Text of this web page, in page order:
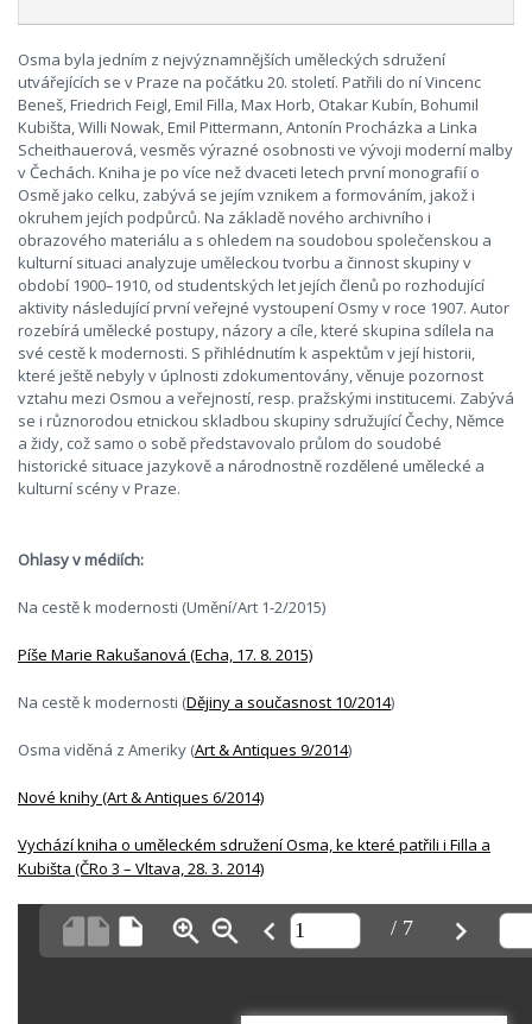
Osma byla jedním z nejvýznamnějších uměleckých sdružení
utvářejících se v Praze na počátku 20. století. Patřili do ní Vincenc
Beneš, Friedrich Feigl, Emil Filla, Max Horb, Otakar Kubín, Bohumil
Kubišta, Willi Nowak, Emil Pittermann, Antonín Procházka a Linka
Scheithauerová, vesměs výrazné osobnosti ve vývoji moderní malby
v Čechách. Kniha je po více než dvaceti letech první monografií o
Osmě jako celku, zabývá se jejím vznikem a formováním, jakož i
okruhem jejích podpůrců. Na základě nového archivního i
obrazového materiálu a s ohledem na soudobou společenskou a
kulturní situaci analyzuje uměleckou tvorbu a činnost skupiny v
období 1900–1910, od studentských let jejích členů po rozhodující
aktivity následující první veřejné vystoupení Osmy v roce 1907. Autor
rozebírá umělecké postupy, názory a cíle, které skupina sdílela na
své cestě k modernosti. S přihlédnutím k aspektům v její historii,
které ještě nebyly v úplnosti zdokumentovány, věnuje pozornost
vztahu mezi Osmou a veřejností, resp. pražskými institucemi. Zabývá
se i různorodou etnickou skladbou skupiny sdružující Čechy, Němce
a židy, což samo o sobě představovalo průlom do soudobé
historické situace jazykově a národnostně rozdělené umělecké a
kulturní scény v Praze.
Ohlasy v médiích:
Na cestě k modernosti (Umění/Art 1-2/2015)
Píše Marie Rakušanová (Echa, 17. 8. 2015)
Na cestě k modernosti (Dějiny a současnost 10/2014)
Osma viděná z Ameriky (Art & Antiques 9/2014)
Nové knihy (Art & Antiques 6/2014)
Vychází kniha o uměleckém sdružení Osma, ke které patřili i Filla a
Kubišta (ČRo 3 – Vltava, 28. 3. 2014)